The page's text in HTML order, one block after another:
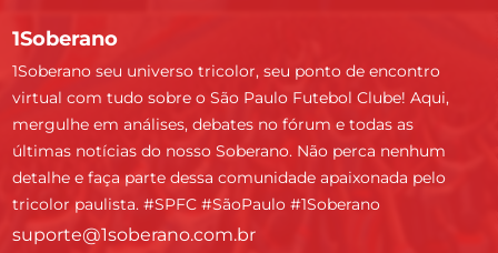
1Soberano
1Soberano seu universo tricolor, seu ponto de encontro
virtual com tudo sobre o São Paulo Futebol Clube! Aqui,
mergulhe em análises, debates no fórum e todas as
últimas notícias do nosso Soberano. Não perca nenhum
detalhe e faça parte dessa comunidade apaixonada pelo
tricolor paulista. #SPFC #SãoPaulo #1Soberano
suporte@1soberano.com.br